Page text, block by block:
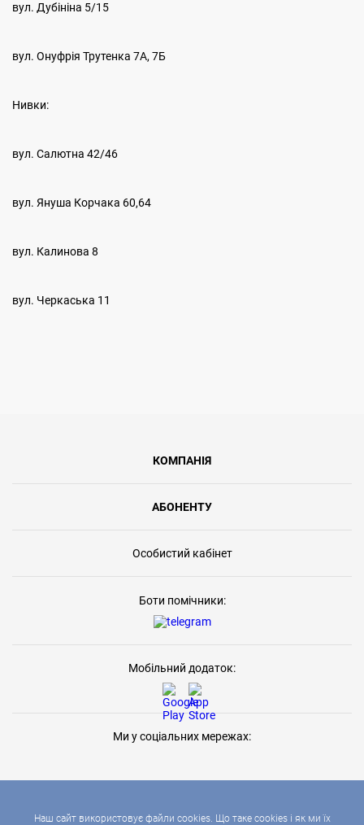
Наш сайт використовує файли cookies. Що таке cookies і як ми їх
вул. Дубініна 5/15
вул. Онуфрія Трутенка 7А, 7Б
Нивки:
вул. Салютна 42/46
вул. Януша Корчака 60,64
вул. Калинова 8
вул. Черкаська 11
КОМПАНІЯ
АБОНЕНТУ
Особистий кабінет
Боти помічники:
Мобільний додаток:
Ми у соціальних мережах: